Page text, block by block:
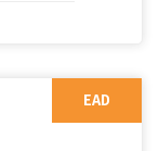
EAD